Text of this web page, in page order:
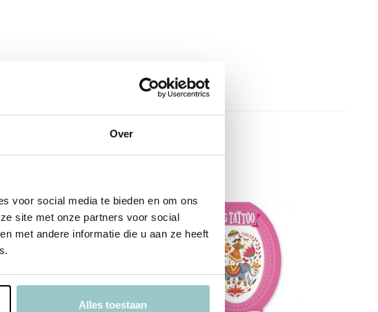
Over
voor social media te bieden en om ons
site met onze partners voor social
met andere informatie die u aan ze heeft
Alles toestaan